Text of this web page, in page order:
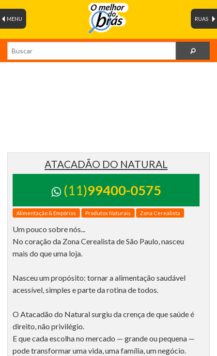
RUAS
MENU
ATACADÃO DO NATURAL
(11)99400-0575
Alimentação & Empórios Produtos Naturais Zona Cerealista
Um pouco sobre nós...
No coração da Zona Cerealista de São Paulo, nasceu
mais do que uma loja.
Nasceu um propósito: tornar a alimentação saudável
acessível, simples e parte da rotina de todos.
O Atacadão do Natural surgiu da crença de que saúde é
direito, não privilégio.
E que cada escolha no mercado — grande ou pequena —
pode transformar uma vida, uma família, um negócio.